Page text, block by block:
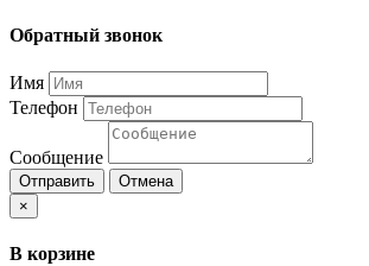
Обратный звонок
Имя
Телефон
Сообщение
Отправить
Отмена
×
В корзине